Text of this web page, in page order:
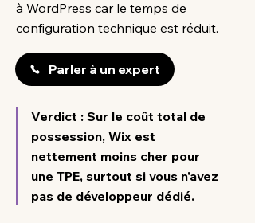
à WordPress car le temps de
configuration technique est réduit.
Parler à un expert
Verdict : Sur le coût total de
possession, Wix est
nettement moins cher pour
une TPE, surtout si vous n'avez
pas de développeur dédié.